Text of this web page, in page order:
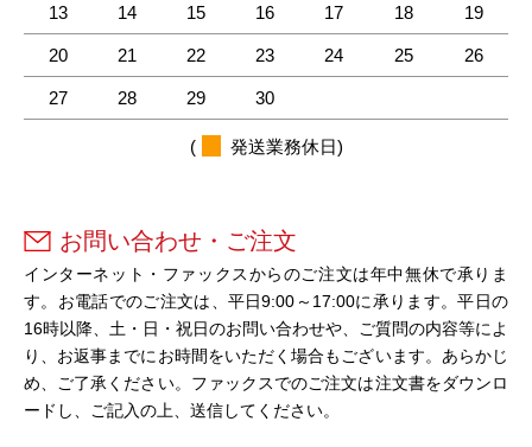
13 14 15 16 17 18 19
20 21 22 23 24 25 26
27 28 29 30
( 発送業務休日)
お問い合わせ・ご注文
インターネット・ファックスからのご注文は年中無休で承りま
す。お電話でのご注文は、平日9:00～17:00に承ります。平日の
16時以降、土・日・祝日のお問い合わせや、ご質問の内容等によ
り、お返事までにお時間をいただく場合もございます。あらかじ
め、ご了承ください。ファックスでのご注文は注文書をダウンロ
ードし、ご記入の上、送信してください。